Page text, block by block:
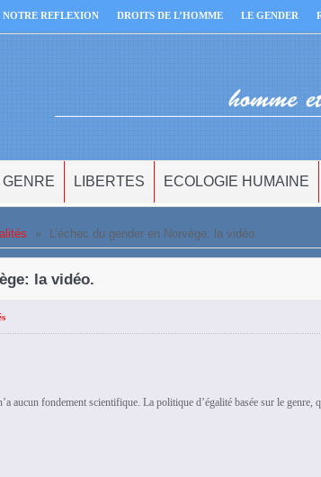
NOTRE REFLEXION DROITS DE L’HOMME LE GENDER
GENRE LIBERTES ECOLOGIE HUMAINE
» L’échec du gender en Norvège: la vidéo.
la vidéo.
aucun fondement scientifique. La politique d’égalité basée sur le genre,